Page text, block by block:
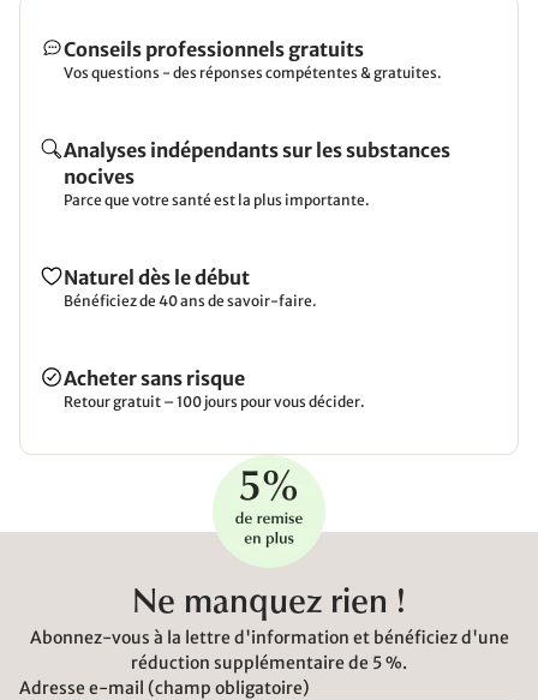
Conseils professionnels gratuits
Vos questions - des réponses compétentes & gratuites.
Analyses indépendants sur les substances
nocives
Parce que votre santé est la plus importante.
Naturel dès le début
Bénéficiez de 40 ans de savoir-faire.
Acheter sans risque
Retour gratuit – 100 jours pour vous décider.
Ne manquez rien !
Abonnez-vous à la lettre d'information et bénéficiez d'une
réduction supplémentaire de 5 %.
Adresse e-mail (champ obligatoire)